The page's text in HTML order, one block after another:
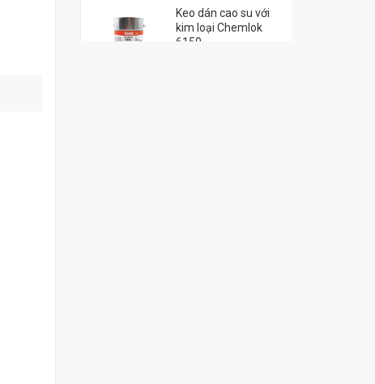
Keo dán cao su với
kim loại Chemlok
6150